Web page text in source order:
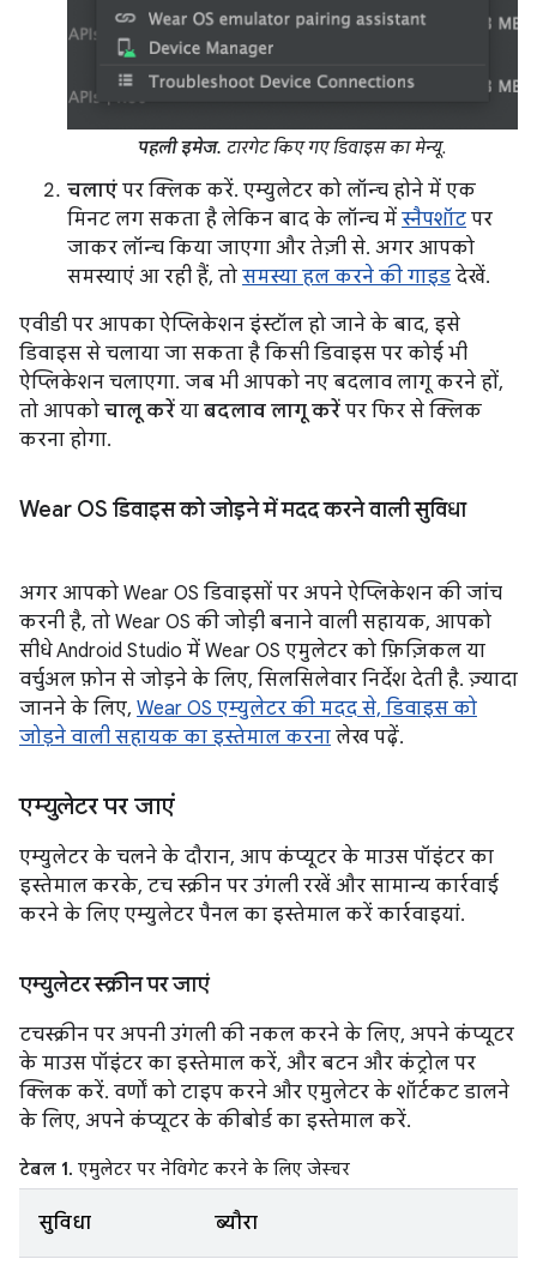
पहली इमेज. टारगेट किए गए डिवाइस का मेन्यू.
चलाएं पर क्लिक करें. एम्युलेटर को लॉन्च होने में एक
मिनट लग सकता है लेकिन बाद के लॉन्च में स्नैपशॉट पर
जाकर लॉन्च किया जाएगा और तेज़ी से. अगर आपको
समस्याएं आ रही हैं, तो समस्या हल करने की गाइड देखें.
एवीडी पर आपका ऐप्लिकेशन इंस्टॉल हो जाने के बाद, इसे
डिवाइस से चलाया जा सकता है किसी डिवाइस पर कोई भी
ऐप्लिकेशन चलाएगा. जब भी आपको नए बदलाव लागू करने हों,
तो आपको चालू करें या बदलाव लागू करें पर फिर से क्लिक
करना होगा.
Wear OS डिवाइस को जोड़ने में मदद करने वाली सुविधा
अगर आपको Wear OS डिवाइसों पर अपने ऐप्लिकेशन की जांच
करनी है, तो Wear OS की जोड़ी बनाने वाली सहायक, आपको
सीधे Android Studio में Wear OS एमुलेटर को फ़िज़िकल या
वर्चुअल फ़ोन से जोड़ने के लिए, सिलसिलेवार निर्देश देती है. ज़्यादा
जानने के लिए, Wear OS एम्युलेटर की मदद से, डिवाइस को
जोड़ने वाली सहायक का इस्तेमाल करना लेख पढ़ें.
एम्युलेटर पर जाएं
एम्युलेटर के चलने के दौरान, आप कंप्यूटर के माउस पॉइंटर का
इस्तेमाल करके, टच स्क्रीन पर उंगली रखें और सामान्य कार्रवाई
करने के लिए एम्युलेटर पैनल का इस्तेमाल करें कार्रवाइयां.
एम्युलेटर स्क्रीन पर जाएं
टचस्क्रीन पर अपनी उंगली की नकल करने के लिए, अपने कंप्यूटर
के माउस पॉइंटर का इस्तेमाल करें, और बटन और कंट्रोल पर
क्लिक करें. वर्णों को टाइप करने और एमुलेटर के शॉर्टकट डालने
के लिए, अपने कंप्यूटर के कीबोर्ड का इस्तेमाल करें.
टेबल 1. एमुलेटर पर नेविगेट करने के लिए जेस्चर
सुविधा ब्यौरा